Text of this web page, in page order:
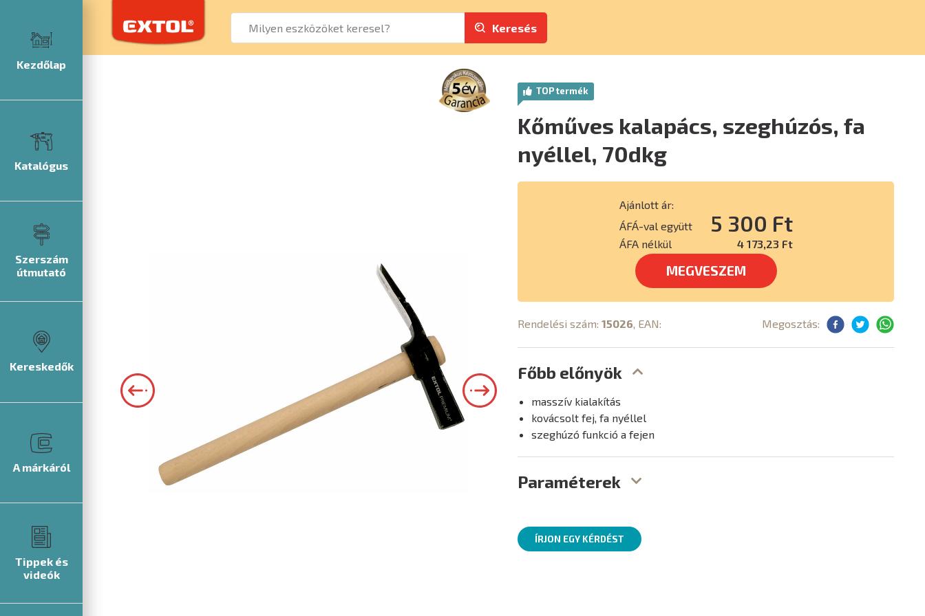
Kezdőlap
Katalógus
Szerszám
útmutató
Kereskedők
A márkáról
Tippek és
videók
Keresés
TOP termék
Kőműves kalapács, szeghúzós, fa
nyéllel, 70dkg
Ajánlott ár:
ÁFÁ-val együtt
5 300 Ft
ÁFA nélkül 4 173,23 Ft
MEGVESZEM
Rendelési szám: 15026 , EAN: Megosztás:
Főbb előnyök
masszív kialakítás
kovácsolt fej, fa nyéllel
szeghúzó funkció a fejen
Paraméterek
ÍRJON EGY KÉRDÉST